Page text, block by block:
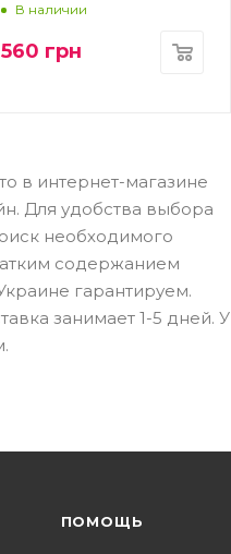
В наличии
560 грн
в интернет-магазине
Для удобства выбора
необходимого
содержанием
гарантируем.
занимает 1-5 дней. У
ПОМОЩЬ